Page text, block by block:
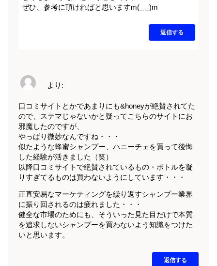
ぜひ、参考に頂ければと思いますm(_ _)m
返信する
より:
口コミサイトとかであまりにも&honeyが絶賛されてた
ので、ステマじゃないかと疑ってこちらのサイトにお
邪魔したのですが、
やっぱり微妙なんですね・・・
似たような蜂蜜シャンプー、ハニーチェを買って後悔
した経験が活きました（笑）
以降口コミサイトで絶賛されているもの・ボトルを凝
りすぎてるものは買わないようにしています・・・
正直安易なマーケティングを繰り返すシャンプー業界
に振り回されるのは疲れました・・・
健全な市場のためにも、そういった見た目だけで本質
を追求しないシャンプーを買わないよう知識をつけた
いと思います。
返信する